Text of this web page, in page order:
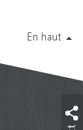
En haut